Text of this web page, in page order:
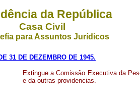
da República
Casa Civil
para Assuntos Jurídicos
31 DE DEZEMBRO DE 1945.
Extingue a Comissão Executiva da
e da outras providencias.